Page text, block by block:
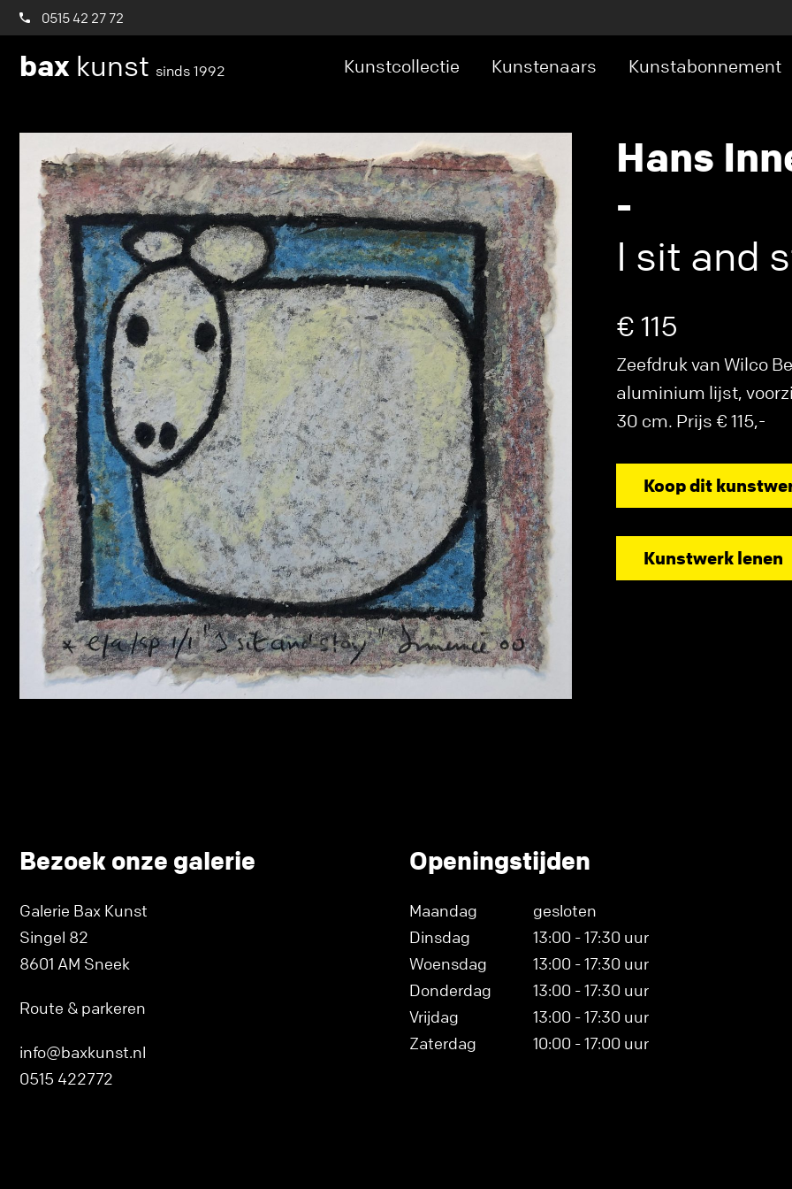
0515 42 27 72
bax kunst sinds 1992 Kunstcollectie Kunstenaars Kunstabonnement
Hans
-
I sit and
€ 115
Zeefdruk van Wilco
aluminium lijst,
30 cm. Prijs € 115,-
Koop dit
Kunstwerk lenen
Bezoek onze galerie
Galerie Bax Kunst
Singel 82
8601 AM Sneek
Route & parkeren
info@baxkunst.nl
0515 422772
Openingstijden
Maandag
gesloten
Dinsdag
13:00 - 17:30 uur
Woensdag
13:00 - 17:30 uur
Donderdag
13:00 - 17:30 uur
Vrijdag
13:00 - 17:30 uur
Zaterdag
10:00 - 17:00 uur